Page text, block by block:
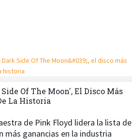
Of The Moon', El Disco Más
La Historia
de Pink Floyd lidera la lista de
más ganancias en la industria